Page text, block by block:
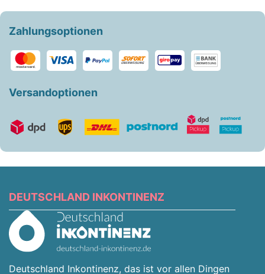
Zahlungsoptionen
Versandoptionen
DEUTSCHLAND INKONTINENZ
Deutschland Inkontinenz, das ist vor allen Dingen